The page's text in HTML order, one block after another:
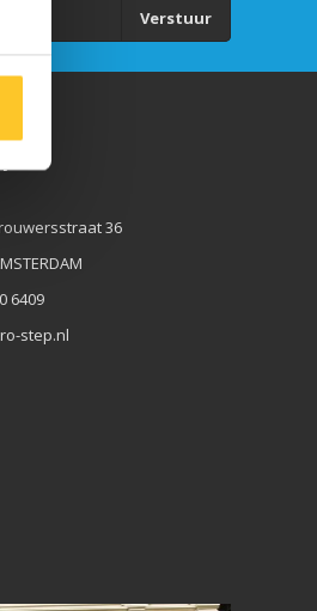
Verstuur
BV
36
6409
step.nl